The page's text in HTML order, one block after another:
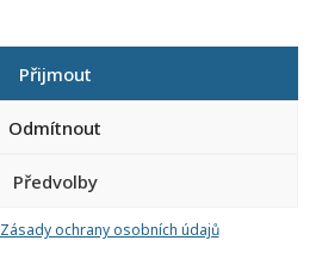
Přijmout
Odmítnout
Předvolby
Zásady ochrany osobních údajů